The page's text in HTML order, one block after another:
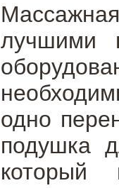
лучшими
одно
подушка